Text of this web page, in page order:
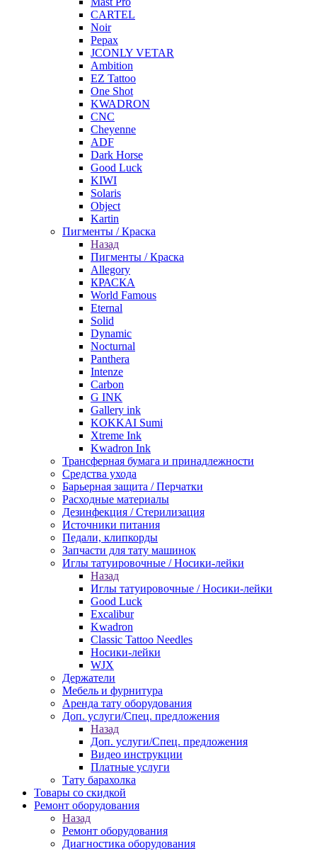
CARTEL
Noir
Pepax
JCONLY VETAR
Ambition
EZ Tattoo
One Shot
KWADRON
CNC
Cheyenne
ADF
Dark Horse
Good Luck
KIWI
Solaris
Object
Kartin
Пигменты / Краска
Назад
Пигменты / Краска
Allegory
КРАСКА
World Famous
Eternal
Solid
Dynamic
Nocturnal
Panthera
Intenze
Carbon
G INK
Gallery ink
KOKKAI Sumi
Xtreme Ink
Kwadron Ink
Трансферная бумага и принадлежности
Средства ухода
Барьерная защита / Перчатки
Расходные материалы
Дезинфекция / Стерилизация
Источники питания
Педали, клипкорды
Запчасти для тату машинок
Иглы татуировочные / Носики-лейки
Назад
Иглы татуировочные / Носики-лейки
Good Luck
Excalibur
Kwadron
Classic Tattoo Needles
Носики-лейки
WJX
Держатели
Мебель и фурнитура
Аренда тату оборудования
Доп. услуги/Спец. предложения
Назад
Доп. услуги/Спец. предложения
Видео инструкции
Платные услуги
Тату барахолка
Товары со скидкой
Ремонт оборудования
Назад
Ремонт оборудования
Диагностика оборудования